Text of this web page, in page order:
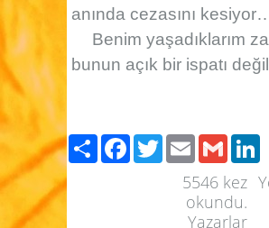
anında cezasını
Benim yaşadıklarım
bunun açık bir ispatı
PaylaşFacebook
TwitterEmailGmail
5546 kez
okundu.
Yazarlar